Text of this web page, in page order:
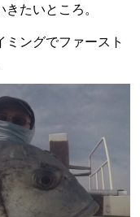
たいところ。
ングでファースト